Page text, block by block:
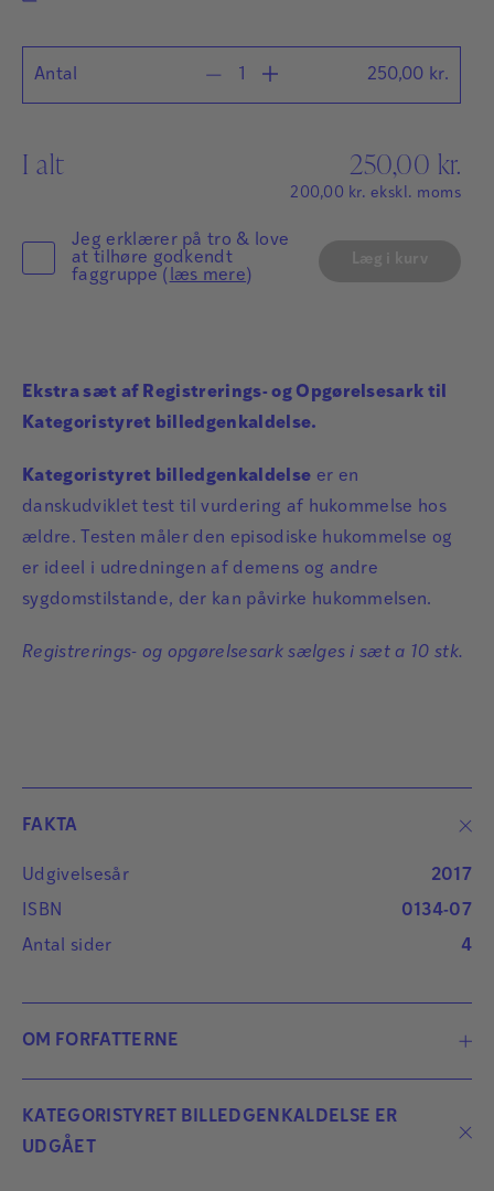
Antal 250,00 kr.
I alt 250,00 kr.
200,00 kr. ekskl. moms
Jeg erklærer på tro & love
at tilhøre godkendt
faggruppe ( læs mere)
Ekstra sæt af Registrerings- og Opgørelsesark til
Kategoristyret billedgenkaldelse.
Kategoristyret billedgenkaldelse er en
danskudviklet test til vurdering af hukommelse hos
ældre. Testen måler den episodiske hukommelse og
er ideel i udredningen af demens og andre
sygdomstilstande, der kan påvirke hukommelsen.
Registrerings- og opgørelsesark sælges i sæt a 10 stk.
FAKTA
Udgivelsesår
2017
ISBN
0134-07
Antal sider
4
OM FORFATTERNE
KATEGORISTYRET BILLEDGENKALDELSE ER
UDGÅET